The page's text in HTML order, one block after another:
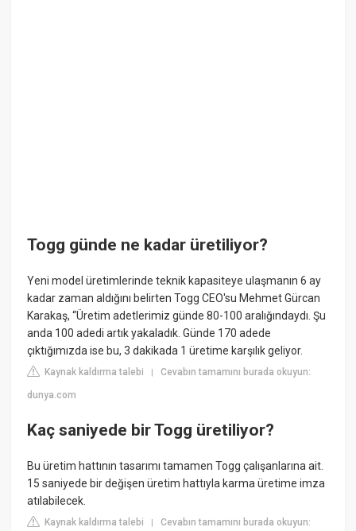
Togg günde ne kadar üretiliyor?
Yeni model üretimlerinde teknik kapasiteye ulaşmanın 6 ay
kadar zaman aldığını belirten Togg CEO'su Mehmet Gürcan
Karakaş, “Üretim adetlerimiz günde 80-100 aralığındaydı. Şu
anda 100 adedi artık yakaladık. Günde 170 adede
çıktığımızda ise bu, 3 dakikada 1 üretime karşılık geliyor.
Kaynak kaldırma talebi |Cevabın tamamını burada okuyun:
dunya.com
Kaç saniyede bir Togg üretiliyor?
Bu üretim hattının tasarımı tamamen Togg çalışanlarına ait.
15 saniyede bir değişen üretim hattıyla karma üretime imza
atılabilecek.
Kaynak kaldırma talebi |Cevabın tamamını burada okuyun: